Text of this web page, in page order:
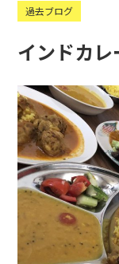
過去ブログ
インドカレ